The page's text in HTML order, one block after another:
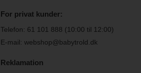
For privat kunder:
Telefon: 61 101 888 (10:00 til 12:00)
E-mail: webshop@babytrold.dk
Reklamation